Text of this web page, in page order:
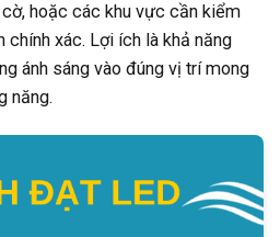
hoặc các khu vực cần kiểm
xác. Lợi ích là khả năng
ánh sáng vào đúng vị trí mong
năng.